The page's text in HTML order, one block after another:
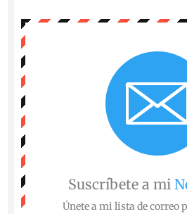
Suscríbete a mi
Únete a mi lista de correo